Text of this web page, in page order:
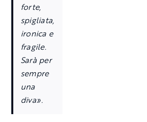
forte,
spigliata,
ironica e
fragile.
Sarà per
sempre
una
diva».